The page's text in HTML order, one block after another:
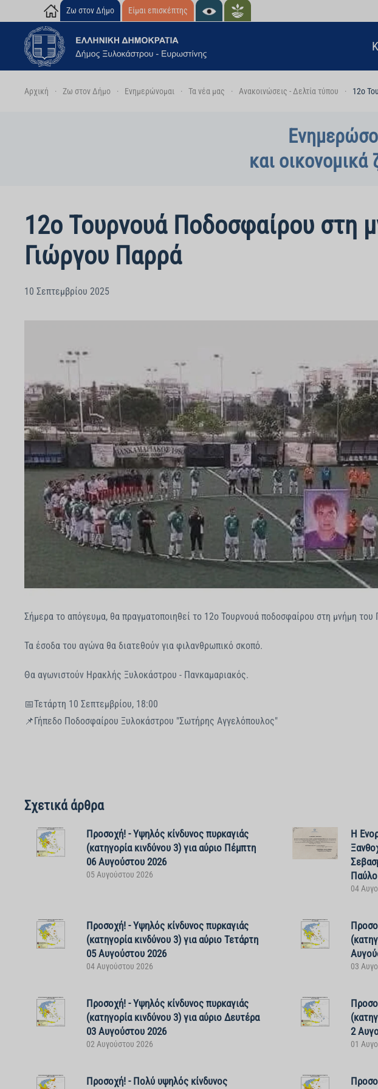
Skip to main content
Ζω στον Δήμο Είμαι επισκέπτης
Αρχική Ζω στον Δήμο Ενημερώνομαι Τα νέα μας Ανακοινώσεις - Δελτία τύπου 12ο
και
12ο Τουρνουά Ποδοσφαίρου στη
Γιώργου Παρρά
10 Σεπτεμβρίου 2025
Σήμερα το απόγευμα, θα πραγματοποιηθεί το 12ο Τουρνουά ποδοσφαίρου στη μνήμη
Τα έσοδα του αγώνα θα διατεθούν για φιλανθρωπικό σκοπό.
Θα αγωνιστούν Ηρακλής Ξυλοκάστρου - Πανκαμαριακός.
📅Τετάρτη 10 Σεπτεμβρίου, 18:00
📌Γήπεδο Ποδοσφαίρου Ξυλοκάστρου "Σωτήρης Αγγελόπουλος"
Σχετικά άρθρα
Προσοχή! - Υψηλός κίνδυνος πυρκαγιάς
(κατηγορία κινδύνου 3) για αύριο Πέμπτη
06 Αυγούστου 2026
05 Αυγούστου 2026
Η
Παύλο
04
Προσοχή! - Υψηλός κίνδυνος πυρκαγιάς
(κατηγορία κινδύνου 3) για αύριο Τετάρτη
05 Αυγούστου 2026
04 Αυγούστου 2026 03
Προσοχή! - Υψηλός κίνδυνος πυρκαγιάς
(κατηγορία κινδύνου 3) για αύριο Δευτέρα
03 Αυγούστου 2026
02 Αυγούστου 2026
2
01
Προσοχή! - Πολύ υψηλός κίνδυνος